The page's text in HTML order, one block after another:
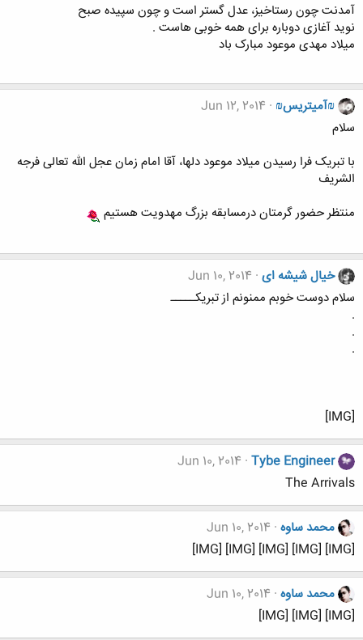
آمدنت چون رستاخیز، عدل گستر است و چون سپیده صبح
نوید آغازی دوباره برای همه خوبی هاست .
میلاد مهدی موعود مبارک باد
₪آمیتریس₪ Jun 12, 2014
سلام
با تبریک فرا رسیدن میلاد موعود دلها، آقا امام زمان عجل الله تعالی فرجه
الشریف
منتظر حضور گرمتان درمسابقه بزرگ مهدویت هستیم
خیال شیشه ای Jun 10, 2014
سلام دوست خوبم ممنونم از تبریکـــــ
.
.
.
[IMG]
Tybe Engineer
Jun 10, 2014
The Arrivals
محمد ساوه Jun 10, 2014
[IMG] [IMG] [IMG] [IMG] [IMG]
محمد ساوه Jun 10, 2014
[IMG] [IMG] [IMG]